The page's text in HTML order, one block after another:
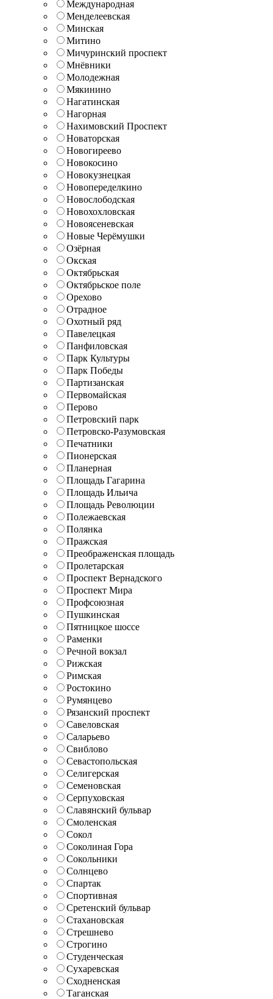
Международная
Менделеевская
Минская
Митино
Мичуринский проспект
Мнёвники
Молодежная
Мякинино
Нагатинская
Нагорная
Нахимовский Проспект
Новаторская
Новогиреево
Новокосино
Новокузнецкая
Новопеределкино
Новослободская
Новохохловская
Новоясеневская
Новые Черёмушки
Озёрная
Окская
Октябрьская
Октябрьское поле
Орехово
Отрадное
Охотный ряд
Павелецкая
Панфиловская
Парк Культуры
Парк Победы
Партизанская
Первомайская
Перово
Петровский парк
Петровско-Разумовская
Печатники
Пионерская
Планерная
Площадь Гагарина
Площадь Ильича
Площадь Революции
Полежаевская
Полянка
Пражская
Преображенская площадь
Пролетарская
Проспект Вернадского
Проспект Мира
Профсоюзная
Пушкинская
Пятницкое шоссе
Раменки
Речной вокзал
Рижская
Римская
Ростокино
Румянцево
Рязанский проспект
Савеловская
Саларьево
Свиблово
Севастопольская
Селигерская
Семеновская
Серпуховская
Славянский бульвар
Смоленская
Сокол
Соколиная Гора
Сокольники
Солнцево
Спартак
Спортивная
Сретенский бульвар
Стахановская
Стрешнево
Строгино
Студенческая
Сухаревская
Сходненская
Таганская